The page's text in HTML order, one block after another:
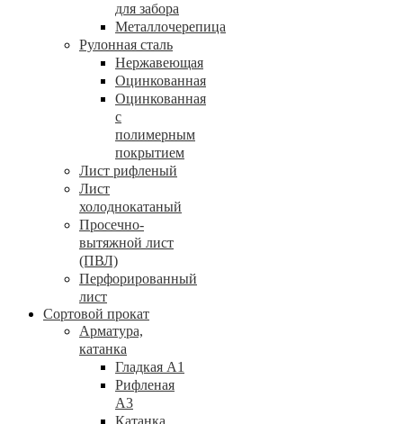
для забора
Металлочерепица
Рулонная сталь
Нержавеющая
Оцинкованная
Оцинкованная
с
полимерным
покрытием
Лист рифленый
Лист
холоднокатаный
Просечно-
вытяжной лист
(ПВЛ)
Перфорированный
лист
Сортовой прокат
Арматура,
катанка
Гладкая А1
Рифленая
А3
Катанка